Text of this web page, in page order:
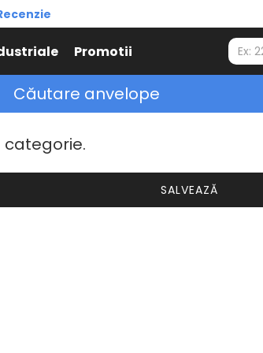
Promotii
Căutare anvelope
categorie.
SALVEAZĂ